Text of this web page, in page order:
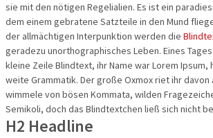
sie mit den nötigen Regelialien. Es ist ein
dem einem gebratene Satzteile in den Mund
der allmächtigen Interpunktion werden die
geradezu unorthographisches Leben. Eines
kleine Zeile Blindtext, ihr Name war Lorem Ipsum,
weite Grammatik. Der große Oxmox riet ihr
wimmele von bösen Kommata, wilden
Semikoli, doch das Blindtextchen ließ sich nicht
H2 Headline